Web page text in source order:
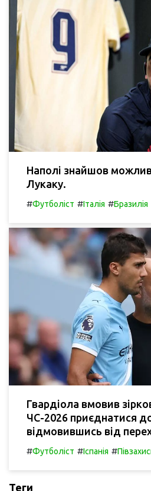
Наполі знайшов
Лукаку.
#Футболіст #Італія #Бразилія
Гвардіола вмовив
ЧС-2026 приєднатися
відмовившись від
#Футболіст #Іспанія #
Теги